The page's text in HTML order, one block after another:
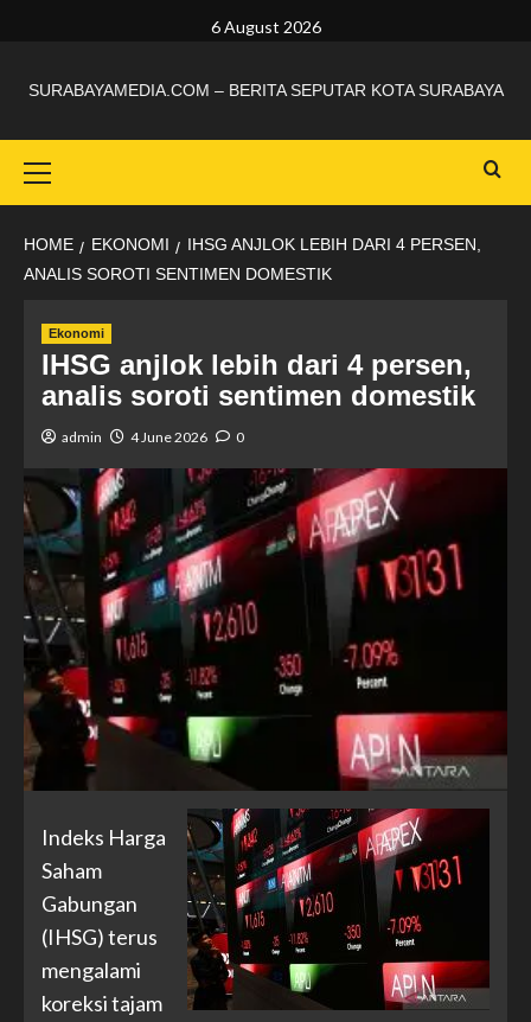
6 August 2026
SURABAYAMEDIA.COM – BERITA SEPUTAR KOTA SURABAYA
HOME EKONOMI
IHSG ANJLOK LEBIH DARI 4 PERSEN,
ANALIS SOROTI SENTIMEN DOMESTIK
Ekonomi
IHSG anjlok lebih dari 4 persen,
analis soroti sentimen domestik
admin 4 June 2026 0
Indeks Harga
Saham
Gabungan
(IHSG) terus
mengalami
koreksi tajam